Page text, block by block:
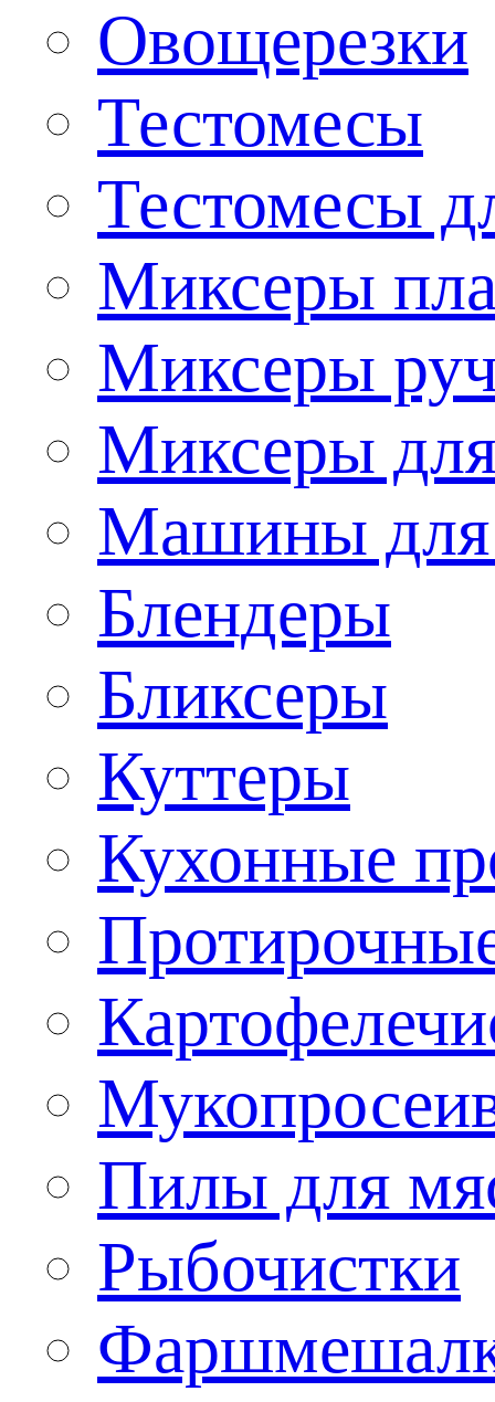
Овощерезки
Тестомесы
Тестомесы
Миксеры
Миксеры
Миксеры
Машины для
Блендеры
Бликсеры
Куттеры
Кухонные
Пилы для
Рыбочистки